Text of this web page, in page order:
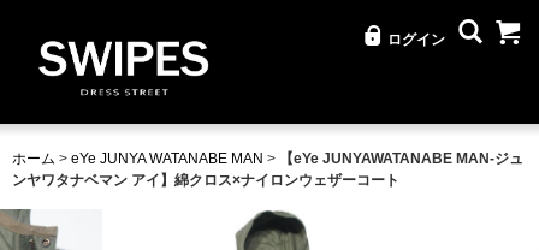
ログイン
ホーム > eYe JUNYA WATANABE MAN >
【eYe JUNYAWATANABE MAN-ジュ
ンヤワタナベマン アイ】綿クロス×ナイロンウェザーコート